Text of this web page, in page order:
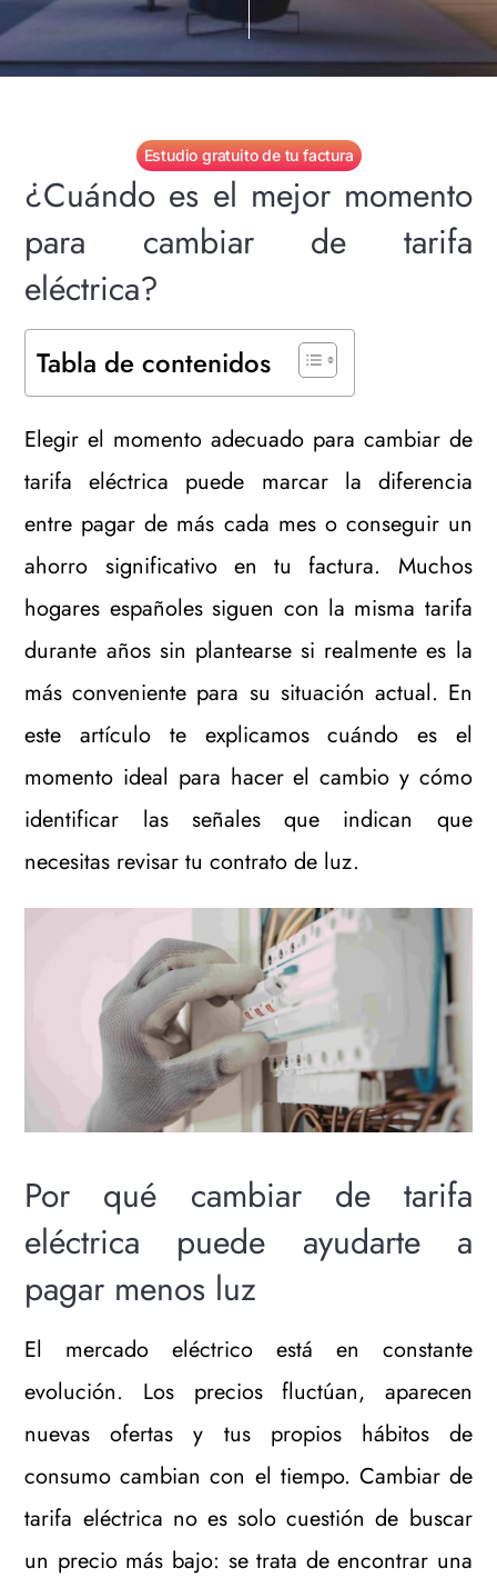
Estudio gratuito de tu factura
¿Cuándo es el mejor momento
para cambiar de tarifa
eléctrica?
Tabla de contenidos
Elegir el momento adecuado para cambiar de
tarifa eléctrica puede marcar la diferencia
entre pagar de más cada mes o conseguir un
ahorro significativo en tu factura. Muchos
hogares españoles siguen con la misma tarifa
durante años sin plantearse si realmente es la
más conveniente para su situación actual. En
este artículo te explicamos cuándo es el
momento ideal para hacer el cambio y cómo
identificar las señales que indican que
necesitas revisar tu contrato de luz.
Por qué cambiar de tarifa
eléctrica puede ayudarte a
pagar menos luz
El mercado eléctrico está en constante
evolución. Los precios fluctúan, aparecen
nuevas ofertas y tus propios hábitos de
consumo cambian con el tiempo. Cambiar de
tarifa eléctrica no es solo cuestión de buscar
un precio más bajo: se trata de encontrar una